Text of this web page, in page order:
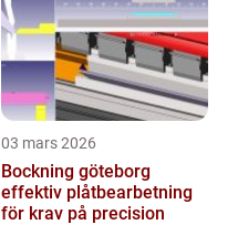
03 mars 2026
Bockning göteborg
effektiv plåtbearbetning
för krav på precision